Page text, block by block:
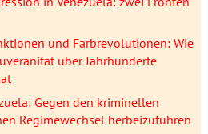
und Farbrevolutionen: Wie
über Jahrhunderte
Gegen den kriminellen
Regimewechsel herbeizuführen